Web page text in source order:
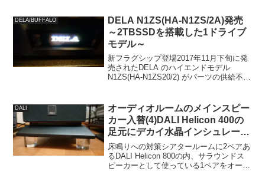
DELA/BUFFALO
DELA N1ZS(HA-N1ZS/2A)発売
～2TBSSDを搭載した1ドライブ
モデル～
新フラグシップ登場2017年11月下旬に発
売されたDELA のハイエンドモデル
N1ZS(HA-N1ZS20/2) がパーツの供給不足
して新N1ZS(HA-N1ZS/2...
DALI
オーディオルームのメインスピー
カー入替(4)DALI Helicon 400の
足元にデカイ水晶インシュレータ
を試す
床鳴りへの対策シアタールームに2ペアあ
るDALI Helicon 800の内、サラウンドス
ピーカーとして使っている1ペアをオーデ